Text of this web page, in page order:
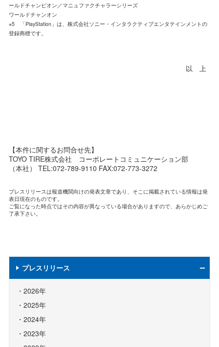
ールドチャンピオン／マニュファクチャラーシリーズ
ワールドチャンオン
※5 「PlayStation」は、株式会社ソニー・インタラクティブエンタテインメントの
登録商標です。
以 上
【本件に関するお問合せ先】
TOYO TIRE株式会社 コーポレートコミュニケーション部
（本社） TEL:072-789-9110 FAX:072-773-3272
プレスリリースは報道機関向けの発表文章であり、そこに掲載されている情報は発
表日現在のものです。
ご覧になった時点ではその内容が異なっている場合がありますので、あらかじめご
了承下さい。
プレスリリース
2026年
2025年
2024年
2023年